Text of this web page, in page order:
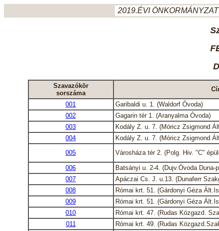
2019.ÉVI
Szavazókör
sorszáma
001
Garibaldi u. 1. (Waldorf Óvoda)
002
Gagarin tér 1. (Aranyalma Óvoda)
003
Kodály Z. u. 7. (Móricz Zsigmond
004
Kodály Z. u. 7. (Móricz Zsigmond
005
Városháza tér 2. (Polg. Hiv. "C"
006
Batsányi u. 2-4. (Dujv.Óvoda Duna-
007
Apáczai Cs. J. u.13. (Dunaferr
008
Római krt. 51. (Gárdonyi Géza
009
Római krt. 51. (Gárdonyi Géza
010
Római krt. 47. (Rudas Közgazd.
011
Római krt. 49. (Rudas